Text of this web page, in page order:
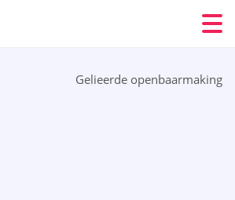
Gelieerde openbaarmaking